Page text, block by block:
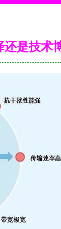
是技术